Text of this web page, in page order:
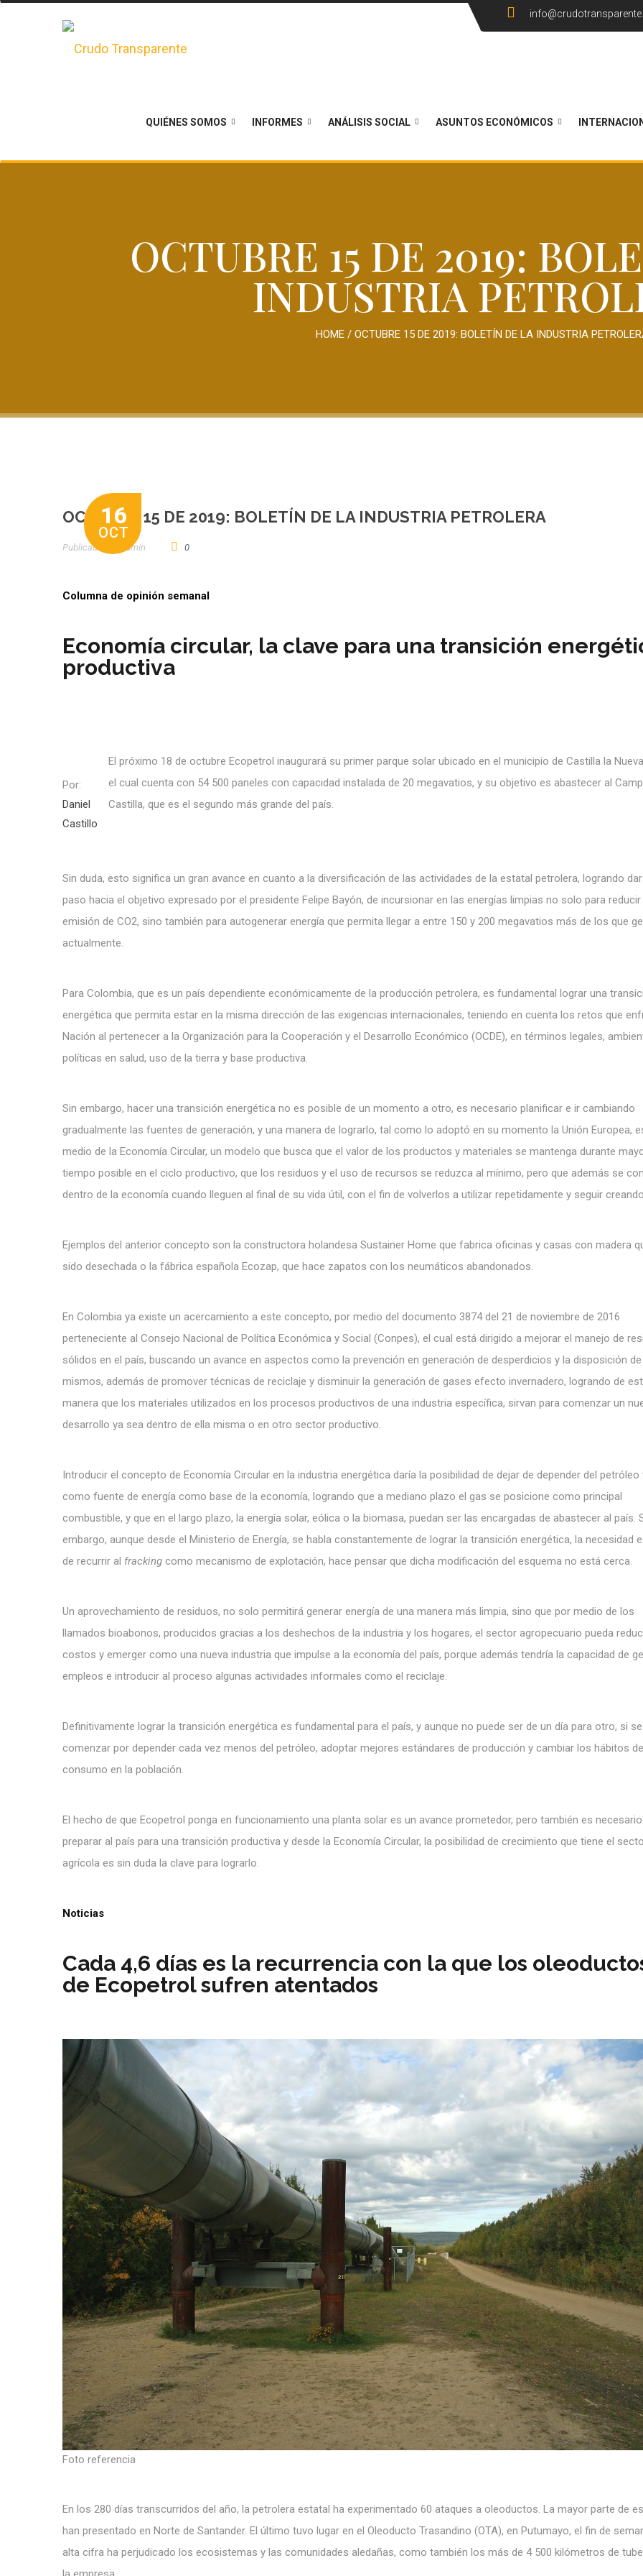
QUIÉNES SOMOS INFORMES ANÁLISIS SOCIAL ASUNTOS ECONÓMICOS
OCTUBRE 15 DE 2019:
INDUSTRIA
HOME / OCTUBRE 15 DE 2019: BOLETÍN DE LA INDUSTRIA
16
OCT
OCTUBRE 15 DE 2019: BOLETÍN DE LA INDUSTRIA PETROLERA
Publicado por Admin 0
Columna de opinión semanal
Economía circular, la clave para una transición
productiva
Por:
Daniel
Castillo
El próximo 18 de octubre Ecopetrol inaugurará su primer parque solar ubicado en el municipio de Castilla la
el cual cuenta con 54 500 paneles con capacidad instalada de 20 megavatios, y su objetivo es abastecer al
Castilla, que es el segundo más grande del país.
Sin duda, esto significa un gran avance en cuanto a la diversificación de las actividades de la estatal petrolera, logrando
paso hacia el objetivo expresado por el presidente Felipe Bayón, de incursionar en las energías limpias no solo para reducir
emisión de CO2, sino también para autogenerar energía que permita llegar a entre 150 y 200 megavatios más de los que
actualmente.
Para Colombia, que es un país dependiente económicamente de la producción petrolera, es fundamental lograr una
energética que permita estar en la misma dirección de las exigencias internacionales, teniendo en cuenta los retos que
Nación al pertenecer a la Organización para la Cooperación y el Desarrollo Económico (OCDE), en términos legales,
políticas en salud, uso de la tierra y base productiva.
Sin embargo, hacer una transición energética no es posible de un momento a otro, es necesario planificar e ir cambiando
gradualmente las fuentes de generación, y una manera de lograrlo, tal como lo adoptó en su momento la Unión Europea,
medio de la Economía Circular, un modelo que busca que el valor de los productos y materiales se mantenga durante
tiempo posible en el ciclo productivo, que los residuos y el uso de recursos se reduzca al mínimo, pero que además se
dentro de la economía cuando lleguen al final de su vida útil, con el fin de volverlos a utilizar repetidamente y seguir
Ejemplos del anterior concepto son la constructora holandesa Sustainer Home que fabrica oficinas y casas con madera
sido desechada o la fábrica española Ecozap, que hace zapatos con los neumáticos abandonados.
En Colombia ya existe un acercamiento a este concepto, por medio del documento 3874 del 21 de noviembre de 2016
perteneciente al Consejo Nacional de Política Económica y Social (Conpes), el cual está dirigido a mejorar el manejo de
sólidos en el país, buscando un avance en aspectos como la prevención en generación de desperdicios y la disposición
mismos, además de promover técnicas de reciclaje y disminuir la generación de gases efecto invernadero, logrando de
manera que los materiales utilizados en los procesos productivos de una industria específica, sirvan para comenzar un
desarrollo ya sea dentro de ella misma o en otro sector productivo.
Introducir el concepto de Economía Circular en la industria energética daría la posibilidad de dejar de depender del
como fuente de energía como base de la economía, logrando que a mediano plazo el gas se posicione como principal
combustible, y que en el largo plazo, la energía solar, eólica o la biomasa, puedan ser las encargadas de abastecer al país.
embargo, aunque desde el Ministerio de Energía, se habla constantemente de lograr la transición energética, la necesidad
de recurrir al fracking como mecanismo de explotación, hace pensar que dicha modificación del esquema no está cerca.
Un aprovechamiento de residuos, no solo permitirá generar energía de una manera más limpia, sino que por medio de los
llamados bioabonos, producidos gracias a los deshechos de la industria y los hogares, el sector agropecuario pueda
costos y emerger como una nueva industria que impulse a la economía del país, porque además tendría la capacidad de
empleos e introducir al proceso algunas actividades informales como el reciclaje.
Definitivamente lograr la transición energética es fundamental para el país, y aunque no puede ser de un día para otro, si
comenzar por depender cada vez menos del petróleo, adoptar mejores estándares de producción y cambiar los hábitos de
consumo en la población.
El hecho de que Ecopetrol ponga en funcionamiento una planta solar es un avance prometedor, pero también es necesario
preparar al país para una transición productiva y desde la Economía Circular, la posibilidad de crecimiento que tiene el
agrícola es sin duda la clave para lograrlo.
Noticias
Cada 4,6 días es la recurrencia con la que los
de Ecopetrol sufren atentados
Foto referencia
En los 280 días transcurridos del año, la petrolera estatal ha experimentado 60 ataques a oleoductos. La mayor parte de
han presentado en Norte de Santander. El último tuvo lugar en el Oleoducto Trasandino (OTA), en Putumayo, el fin de
alta cifra ha perjudicado los ecosistemas y las comunidades aledañas, como también los más de 4 500 kilómetros de